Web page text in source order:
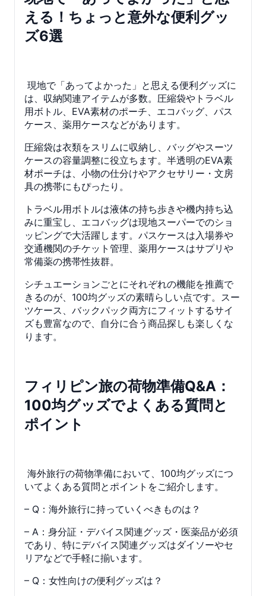
える！ちょっと意外な便利グッ
ズ6選
現地で「あってよかった」と思える便利グッズに
は、収納関連アイテムが多数。圧縮袋やトラベル
用ボトル、EVA素材のポーチ、エコバッグ、パス
ケース、薬用ケースなどがあります。
圧縮袋は衣類をスリムに収納し、バッグやスーツ
ケースの容量調整に役立ちます。半透明のEVA素
材ポーチは、小物の仕分けやアクセサリー・文房
具の携帯にもぴったり。
トラベル用ボトルは液体の持ち歩きや機内持ち込
みに重宝し、エコバッグは現地スーパーでのショ
ッピングで大活躍します。パスケースは入場券や
交通機関のチケット管理、薬用ケースはサプリや
常備薬の携帯性抜群。
シチュエーションごとにそれぞれの機能を推薦で
きるのが、100均グッズの素晴らしい点です。スー
ツケース、バックパック両方にフィットするサイ
ズも豊富なので、自分に合う商品探しも楽しくな
ります。
フィリピン旅の荷物準備Q&A：
100均グッズでよくある質問と
ポイント
海外旅行の荷物準備において、100均グッズにつ
いてよくある質問とポイントをご紹介します。
– Q：海外旅行に持っていくべきものは？
– A：身分証・デバイス関連グッズ・医薬品が必須
であり、特にデバイス関連グッズはダイソーやセ
リアなどで手軽に揃います。
– Q：女性向けの便利グッズは？